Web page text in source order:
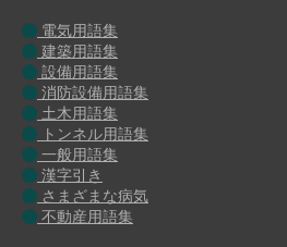
電気用語集
建築用語集
設備用語集
消防設備用語集
土木用語集
トンネル用語集
一般用語集
漢字引き
さまざまな病気
不動産用語集